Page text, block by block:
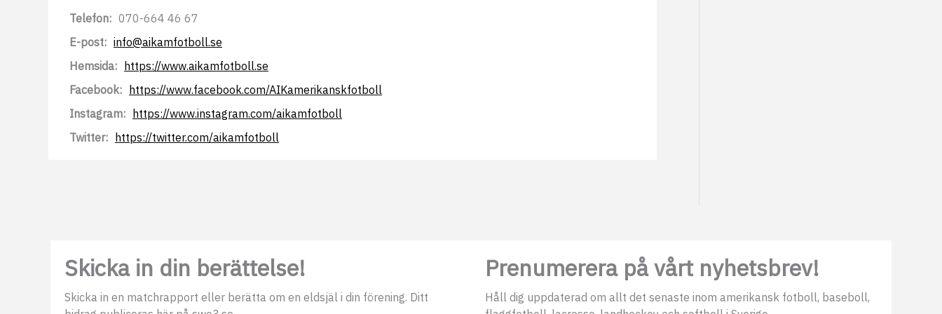
Telefon: 070-664 46 67
E-post: info@aikamfotboll.se
Hemsida:
https://www.aikamfotboll.se
Facebook:
https://www.facebook.com/AIKamerikanskfotboll
Instagram:
https://www.instagram.com/aikamfotboll
Twitter:
https://twitter.com/aikamfotboll
Skicka in din berättelse!
Skicka in en matchrapport eller berätta om en eldsjäl i din förening. Ditt
Prenumerera på vårt nyhetsbrev!
Håll dig uppdaterad om allt det senaste inom amerikansk fotboll, baseboll,